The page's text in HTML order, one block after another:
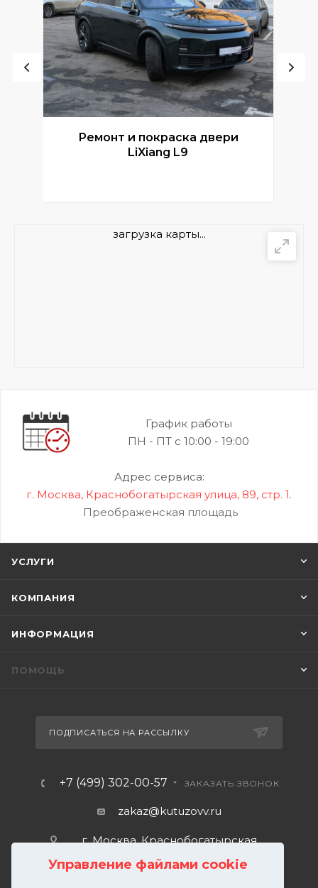
Управление файлами cookie
Ремонт и покраска двери
LiXiang L9
загрузка карты...
График работы
ПН - ПТ с 10:00 - 19:00
Адрес сервиса:
г. Москва, Краснобогатырская улица, 89, стр. 1.
Преображенская площадь
УСЛУГИ
КОМПАНИЯ
ИНФОРМАЦИЯ
ПОМОЩЬ
ПОДПИСАТЬСЯ НА РАССЫЛКУ
+7 (499) 302-00-57 ЗАКАЗАТЬ ЗВОНОК
zakaz@kutuzovv.ru
г. Москва, Краснобогатырская